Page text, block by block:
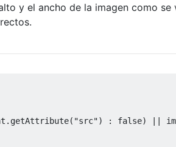
y el ancho de la imagen como se
. getAttribute( "src") : false) ||